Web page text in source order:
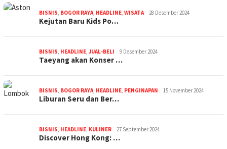
BISNIS, BOGOR RAYA, HEADLINE, WISATA 28 Desember 2024
Kejutan Baru Kids Po…
BISNIS, HEADLINE, JUAL-BELI 9 Desember 2024
Taeyang akan Konser …
BISNIS, BOGOR RAYA, HEADLINE, PENGINAPAN 15 November 2024
Liburan Seru dan Ber…
BISNIS, HEADLINE, KULINER 27 September 2024
Discover Hong Kong: …